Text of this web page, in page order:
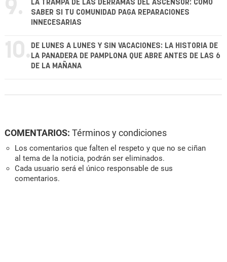
9.
LA TRAMPA DE LAS DERRAMAS DEL ASCENSOR: CÓMO
SABER SI TU COMUNIDAD PAGA REPARACIONES
INNECESARIAS
10. DE LUNES A LUNES Y SIN VACACIONES: LA HISTORIA DE
LA PANADERA DE PAMPLONA QUE ABRE ANTES DE LAS 6
DE LA MAÑANA
COMENTARIOS: Términos y condiciones
Los comentarios que falten el respeto y que no se ciñan
al tema de la noticia, podrán ser eliminados.
Cada usuario será el único responsable de sus
comentarios.